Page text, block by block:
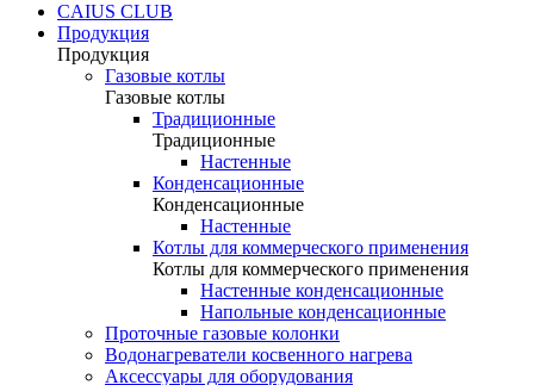
CAIUS CLUB
Продукция
Продукция
Газовые котлы
Газовые котлы
Традиционные
Традиционные
Настенные
Конденсационные
Конденсационные
Настенные
Котлы для коммерческого применения
Котлы для коммерческого применения
Настенные конденсационные
Напольные конденсационные
Проточные газовые колонки
Водонагреватели косвенного нагрева
Аксессуары для оборудования